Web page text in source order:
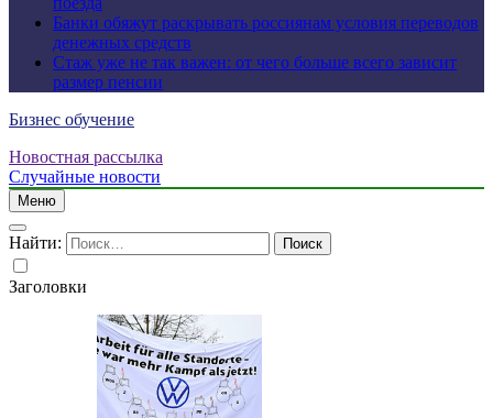
Банки обяжут раскрывать россиянам условия переводов
денежных средств
Стаж уже не так важен: от чего больше всего зависит
размер пенсии
Бизнес обучение
Новостная рассылка
Случайные новости
Меню
Найти:
Заголовки